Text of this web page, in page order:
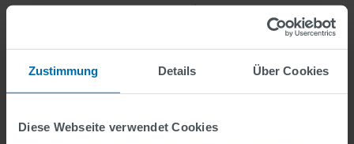
Zustimmung Details Über Cookies
Diese Webseite verwendet Cookies
Arbeitsbereich
Art der Bewerbung